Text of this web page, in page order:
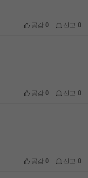
공감0 신고 0
공감0 신고 0
공감0 신고 0